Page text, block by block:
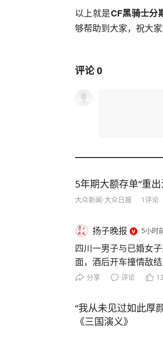
以上就是CF黑骑士分
够帮助到大家，祝大家
评论0
5年期大额存单“重
大众新闻-大众日报 1评论
扬子晚报 5小时
四川一男子与已婚女
面，酒后开车撞情敌
刑十三年 四川兴文县
名）主动向警方投案
然而，民警仔细查看
隆轰隆响，启动车辆
分享 评论
“我从未见过如此厚
《三国演义》